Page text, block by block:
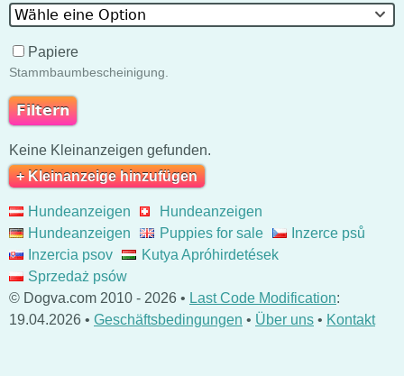
Wähle eine Option
Papiere
Stammbaumbescheinigung.
Keine Kleinanzeigen gefunden.
+ Kleinanzeige hinzufügen
Hundeanzeigen
Hundeanzeigen
Hundeanzeigen
Puppies for sale
Inzerce psů
Inzercia psov
Kutya Apróhirdetések
Sprzedaż psów
© Dogva.com 2010 - 2026 • Last Code Modification:
19.04.2026 • Geschäftsbedingungen • Über uns • Kontakt